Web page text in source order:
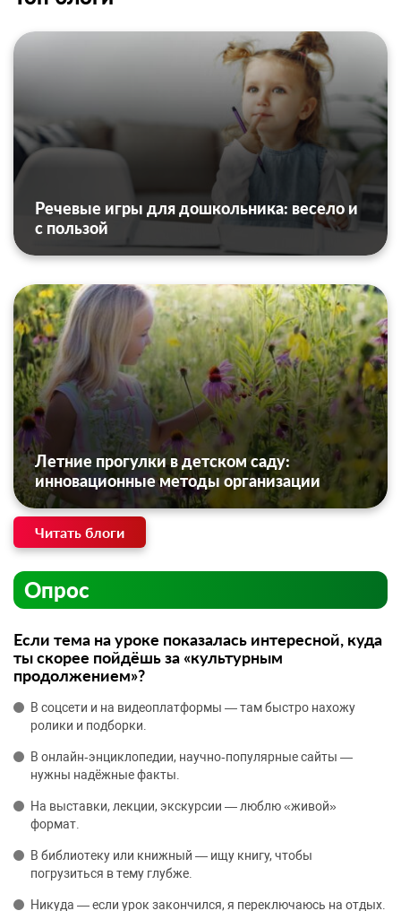
Речевые игры для дошкольника: весело и
с пользой
Летние прогулки в детском саду:
инновационные методы организации
Читать блоги
Опрос
Если тема на уроке показалась интересной, куда
ты скорее пойдёшь за «культурным
продолжением»?
В соцсети и на видеоплатформы — там быстро нахожу
ролики и подборки.
В онлайн‑энциклопедии, научно‑популярные сайты —
нужны надёжные факты.
На выставки, лекции, экскурсии — люблю «живой»
формат.
В библиотеку или книжный — ищу книгу, чтобы
погрузиться в тему глубже.
Никуда — если урок закончился, я переключаюсь на отдых.